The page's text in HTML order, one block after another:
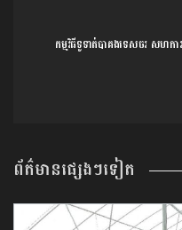
កម្មវិធីទូទាត់បាគងទេសចរ សហក
ព័ត៌មានផ្សេងៗទៀត